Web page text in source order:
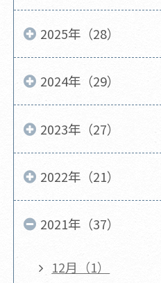
2025年（28）
2024年（29）
2023年（27）
2022年（21）
2021年（37）
12月（1）